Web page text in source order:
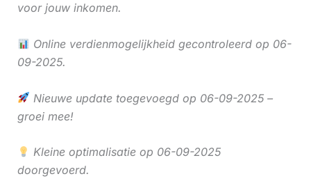
voor jouw inkomen.
Online verdienmogelijkheid gecontroleerd op 06-
09-2025.
Nieuwe update toegevoegd op 06-09-2025 –
groei mee!
Kleine optimalisatie op 06-09-2025
doorgevoerd.